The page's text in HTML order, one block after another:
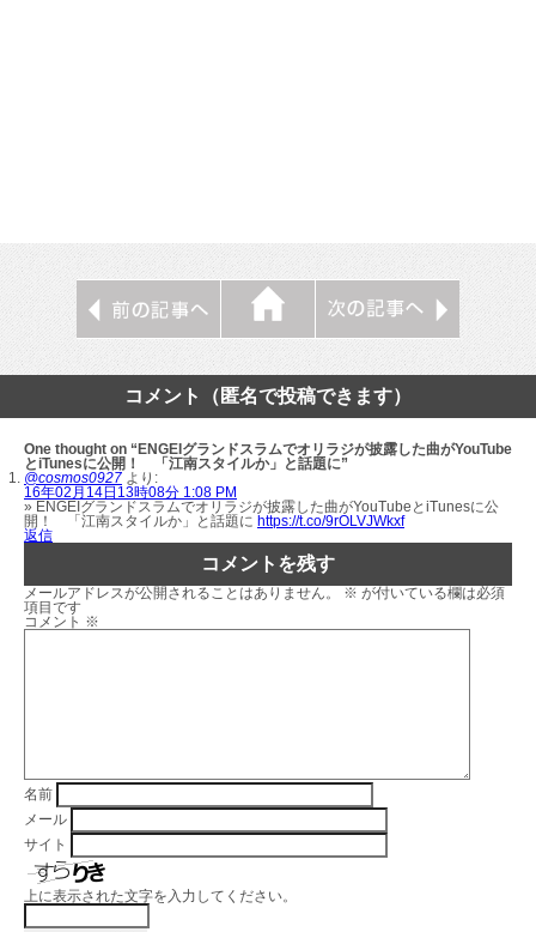
コメント（匿名で投稿できます）
One thought on “ENGEIグランドスラムでオリラジが披露した曲がYouTube
とiTunesに公開！ 「江南スタイルか」と話題に”
@cosmos0927 より:
16年02月14日13時08分 1:08 PM
» ENGEIグランドスラムでオリラジが披露した曲がYouTubeとiTunesに公
開！ 「江南スタイルか」と話題に https://t.co/9rOLVJWkxf
返信
コメントを残す
メールアドレスが公開されることはありません。 ※ が付いている欄は必須
項目です
コメント ※
名前
メール
サイト
上に表示された文字を入力してください。